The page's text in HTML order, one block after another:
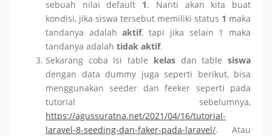
sebuah nilai default 1. Nanti akan kita buat
kondisi, jika siswa tersebut memiliki status 1 maka
tandanya adalahaktif, tapi jika selain 1 maka
tandanya adalah tidak aktif.
Sekarang coba isi table kelasdan tablesiswa
dengan data dummy juga seperti berikut, bisa
menggunakan seeder dan feeker seperti pada
tutorial sebelumnya,
https://agussuratna.net/2021/04/16/tutorial-
laravel-8-seeding-dan-faker-pada-laravel/. Atau